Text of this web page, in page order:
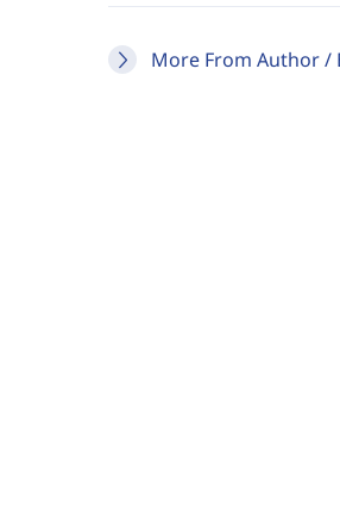
More From Author /